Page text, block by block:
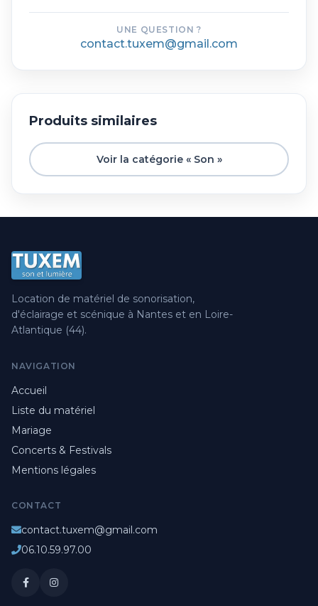
UNE QUESTION ?
contact.tuxem@gmail.com
Produits similaires
Voir la catégorie « Son »
Location de matériel de sonorisation,
d'éclairage et scénique à Nantes et en Loire-
Atlantique (44).
NAVIGATION
Accueil
Liste du matériel
Mariage
Concerts & Festivals
Mentions légales
CONTACT
contact.tuxem@gmail.com
06.10.59.97.00